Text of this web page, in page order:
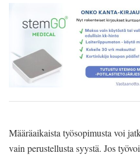
Määräaikaista työsopimusta voi
vain perustellusta syystä. Jos